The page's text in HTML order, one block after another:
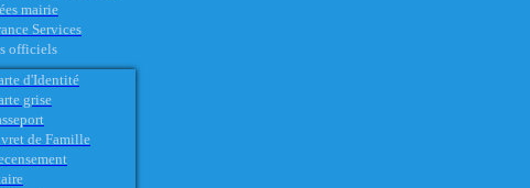
mairie
Services
officiels
d'Identité
grise
de Famille